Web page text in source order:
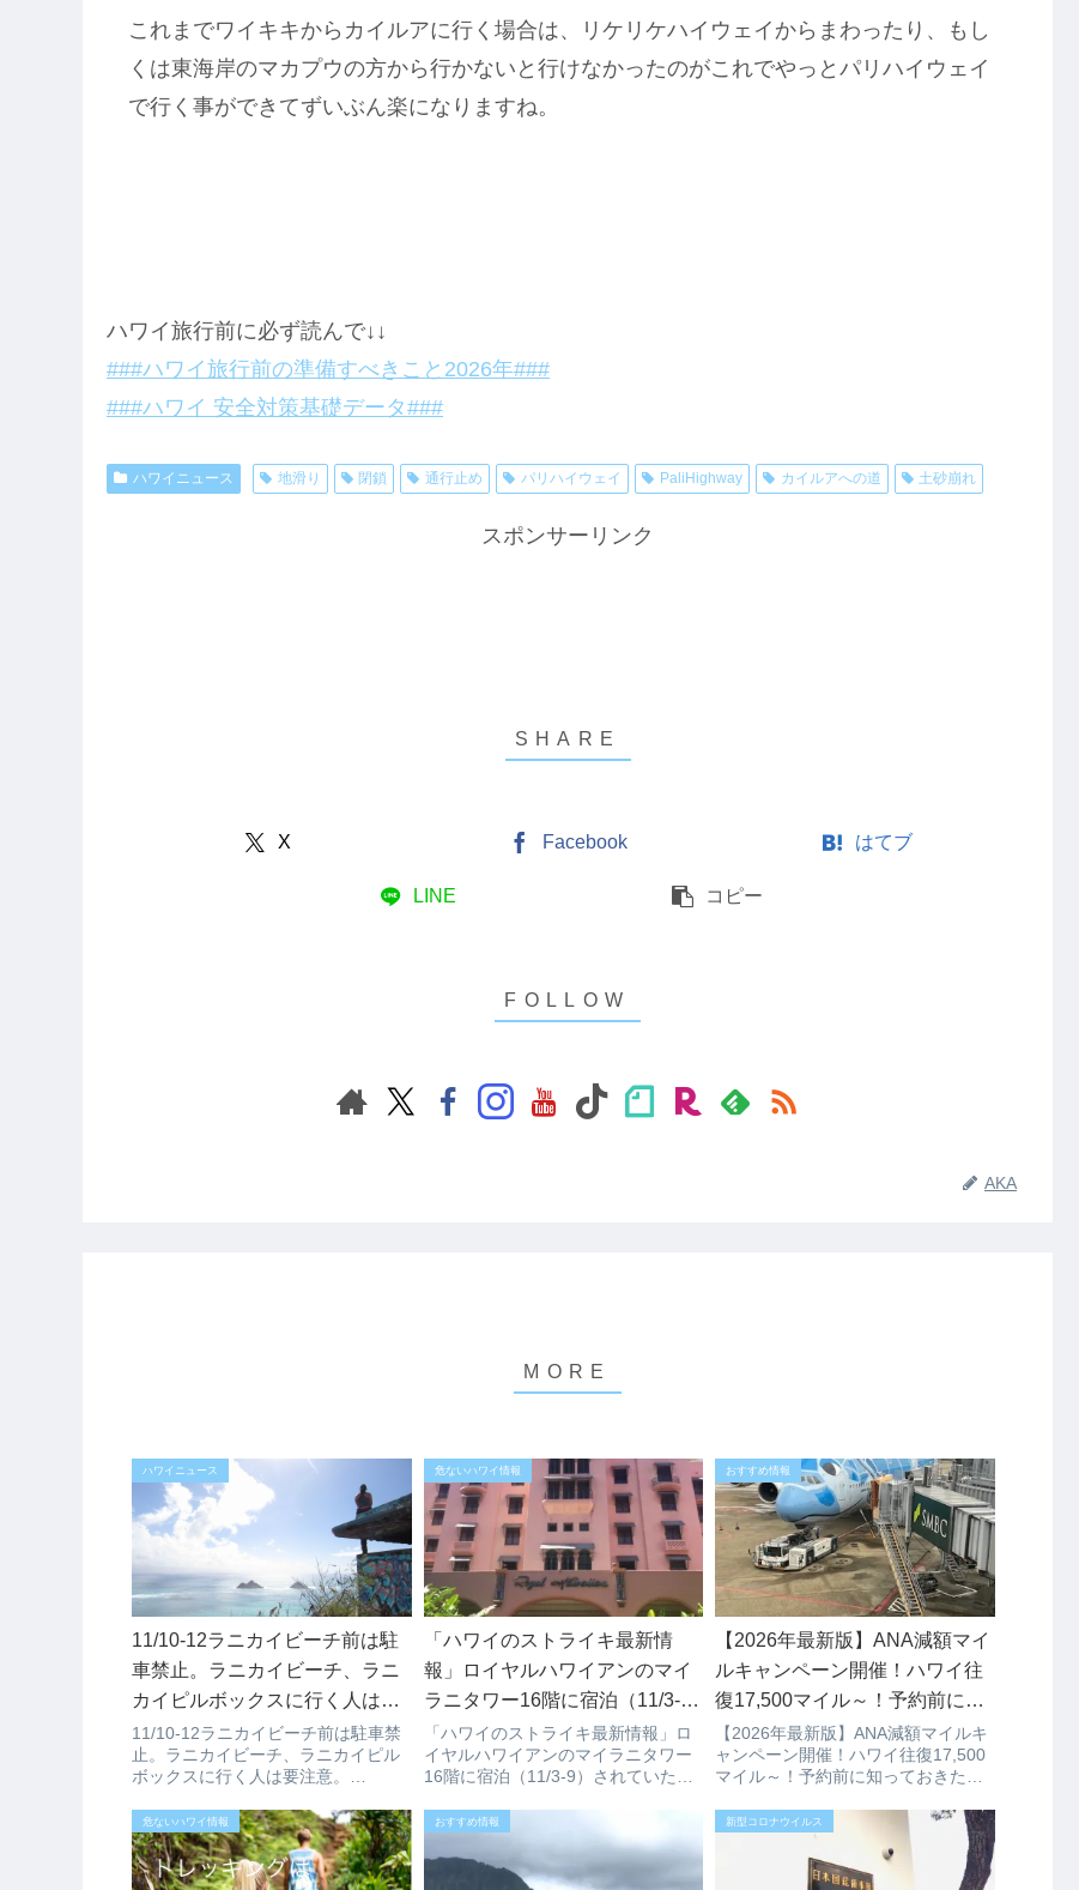
これまでワイキキからカイルアに行く場合は、リケリケハイウェイからまわったり、もし
くは東海岸のマカプウの方から行かないと行けなかったのがこれでやっとパリハイウェイ
で行く事ができてずいぶん楽になりますね。
ハワイ旅行前に必ず読んで↓↓
###ハワイ旅行前の準備すべきこと2026年###
###ハワイ 安全対策基礎データ###
ハワイニュース 地滑り 閉鎖 通行止め パリハイウェイ PaliHighway カイルアへの道 土砂崩れ
スポンサーリンク
X Facebook はてブ
LINE コピー
AKA
ハワイニュース
11/10-12ラニカイビーチ前は駐
車禁止。ラニカイビーチ、ラニ
カイピルボックスに行く人は要
注意。
11/10-12ラニカイビーチ前は駐車禁
止。ラニカイビーチ、ラニカイピル
ボックスに行く人は要注意。
Veterans’ Dayの祝日のためラニカイ
ビーチ前は駐車禁止なります。ラニ
カイビーチ、ラニカイピルボック...
危ないハワイ情報
「ハワイのストライキ最新情
報」ロイヤルハワイアンのマイ
ラニタワー16階に宿泊（11/3-
9）されていた方の感想は？
「ハワイのストライキ最新情報」ロ
イヤルハワイアンのマイラニタワー
16階に宿泊（11/3-9）されていた方
ンのマイラニタワー16階に宿泊され
たAlyssaさんからコメントいただき
ましたのでご紹介いたします。滞
おすすめ情報
【2026年最新版】ANA減額マイ
ルキャンペーン開催！ハワイ往
復17,500マイル～！予約前に知
っておきたいポイントまとめ
【2026年最新版】ANA減額マイルキ
ャンペーン開催！ハワイ往復17,500
マイル～！予約前に知っておきたい
キャンペーンが始まったけど、燃油
サーチャージが高すぎて本当にお得
なの？」そんな疑問を持っている方
危ないハワイ情報 おすすめ情報 新型コロナウイルス